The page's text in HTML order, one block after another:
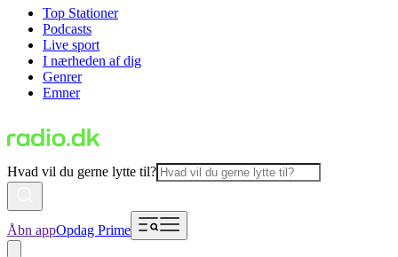
Top Stationer
Podcasts
Live sport
I nærheden af dig
Genrer
Emner
Hvad vil du gerne lytte til?
Åbn appOpdag Prime